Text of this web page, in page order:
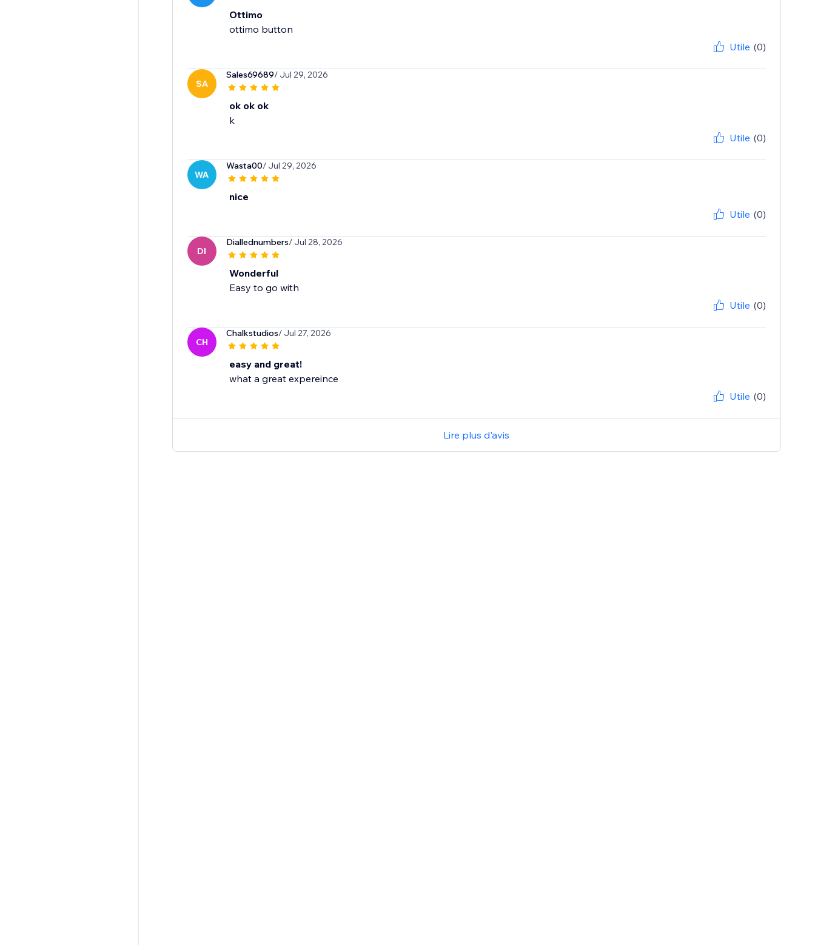
Ottimo
ottimo button
Utile (0)
SA
Sales69689/ Jul 29, 2026
ok ok ok
k
Utile (0)
WA
Wasta00/ Jul 29, 2026
nice
Utile (0)
DI
Diallednumbers/ Jul 28, 2026
Wonderful
Easy to go with
Utile (0)
CH
Chalkstudios/ Jul 27, 2026
easy and great!
what a great expereince
Utile (0)
Lire plus d'avis